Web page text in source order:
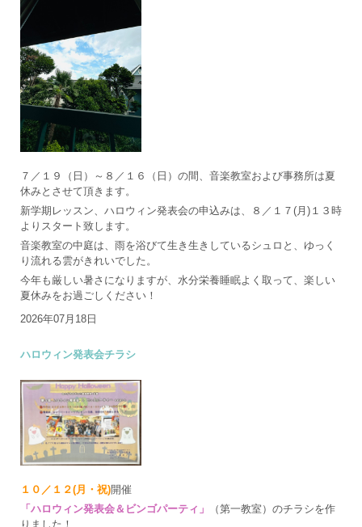
７／１９（日）～８／１６（日）の間、音楽教室および事務所は夏
休みとさせて頂きます。
新学期レッスン、ハロウィン発表会の申込みは、８／１７(月)１３時
よりスタート致します。
音楽教室の中庭は、雨を浴びて生き生きしているシュロと、ゆっく
り流れる雲がきれいでした。
今年も厳しい暑さになりますが、水分栄養睡眠よく取って、楽しい
夏休みをお過ごしください！
2026年07月18日
ハロウィン発表会チラシ
１０／１２(月・祝)開催
「ハロウィン発表会＆ビンゴパーティ」
（第一教室）のチラシを作
りました！